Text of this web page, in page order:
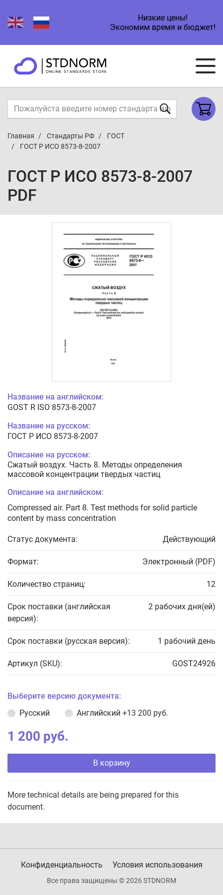
Низкие цены!
Экономим время и бюджет!
Главная Стандарты РФ
ГОСТ
ГОСТ Р ИСО 8573-8-2007
ГОСТ Р ИСО 8573-8-2007
PDF
Название на английском:
GOST R ISO 8573-8-2007
Название на русском:
ГОСТ Р ИСО 8573-8-2007
Описание на русском:
Сжатый воздух. Часть 8. Методы определения
массовой концентрации твердых частиц
Описание на английском:
Compressed air. Part 8. Test methods for solid particle
content by mass concentration
Статус документа: Действующий
Формат: Электронный (PDF)
Количество страниц: 12
Срок поставки (английская
версия):
2 рабочих дня(ей)
Срок поставки (русская версия): 1 рабочий день
Артикул (SKU): GOST24926
Выберите версию документа:
Русский
Английский +13 200 руб.
1 200 руб.
В корзину
More technical details are being prepared for this
document.
Конфиденциальность Условия использования
Все права защищены © 2026 STDNORM